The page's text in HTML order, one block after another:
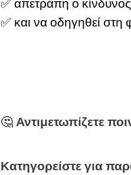
✅ απετράπη ο
✅ και να οδηγηθεί στη
🤔 Αντιμετωπίζετε
Κατηγορείστε για